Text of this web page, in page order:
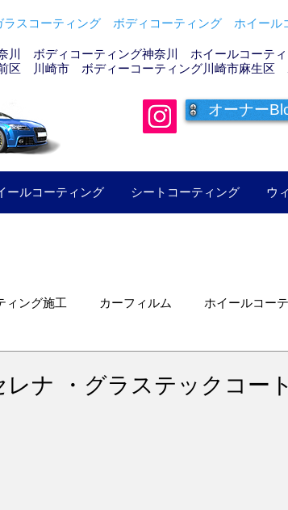
スコーティング ボディコーティング ホイー
川 ボディコーティング神奈川 ホイールコーテ
川崎市 ボディーコーティング川崎市麻生区
オーナー
ールコーティング シートコーティング ウ
ィング施工 カーフィルム ホイールコー
ナ ・グラステックコート